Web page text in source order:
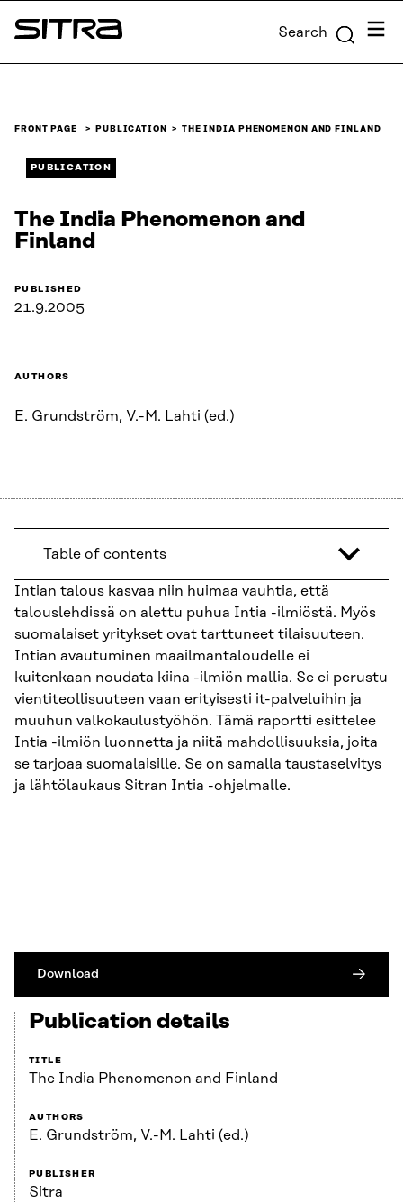
Skip to
content
Sitra Search Menu
FRONT PAGE PUBLICATION THE INDIA PHENOMENON AND FINLAND
PUBLICATION
The India Phenomenon and
Finland
PUBLISHED
21.9.2005
AUTHORS
E. Grundström, V.-M. Lahti (ed.)
Table of contents
Intian talous kasvaa niin huimaa vauhtia, että
talouslehdissä on alettu puhua Intia -ilmiöstä. Myös
suomalaiset yritykset ovat tarttuneet tilaisuuteen.
Intian avautuminen maailmantaloudelle ei
kuitenkaan noudata kiina -ilmiön mallia. Se ei perustu
vientiteollisuuteen vaan erityisesti it-palveluihin ja
muuhun valkokaulustyöhön. Tämä raportti esittelee
Intia -ilmiön luonnetta ja niitä mahdollisuuksia, joita
se tarjoaa suomalaisille. Se on samalla taustaselvitys
ja lähtölaukaus Sitran Intia -ohjelmalle.
Download
Publication details
TITLE
The India Phenomenon and Finland
AUTHORS
E. Grundström, V.-M. Lahti (ed.)
PUBLISHER
Sitra